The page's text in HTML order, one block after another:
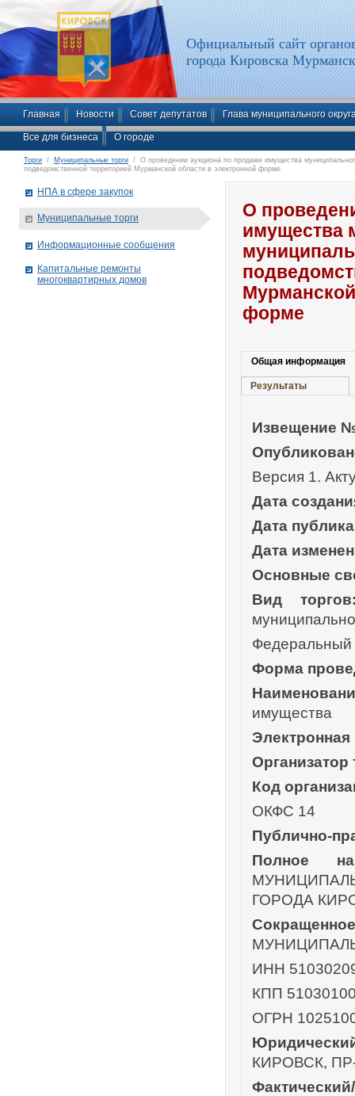
Официальный сайт
города Кировска
Главная Новости Совет депутатов Глава муниципального
Все для бизнеса О городе
Торги / Муниципальные торги / О проведении аукциона по продаже имущества
подведомственной территорией Мурманской области в электронной форме
О
имущества
форме
Общая информация
Результаты
Извещение №
Версия 1.
Дата
Дата
Дата
Основные
Вид
Федеральный
Форма
имущества
Организатор
Код
ОКФС 14
Публично-
Полное
ГОРОДА
ИНН
КПП
ОГРН
КИРОВСК,
НПА в сфере закупок
Муниципальные торги
Информационные сообщения
Капитальные ремонты
многоквартирных домов